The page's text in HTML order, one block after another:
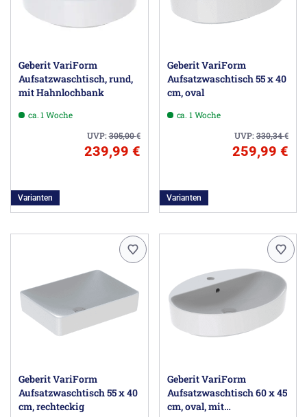
Geberit VariForm
Aufsatzwaschtisch, rund,
mit Hahnlochbank
ca. 1 Woche
UVP:305,00€
239,99 €
Varianten
Geberit VariForm
Aufsatzwaschtisch 55 x 40
cm, oval
ca. 1 Woche
UVP:330,34€
259,99 €
Varianten
Geberit VariForm
Aufsatzwaschtisch 55 x 40
cm, rechteckig
Geberit VariForm
Aufsatzwaschtisch 60 x 45
cm, oval, mit